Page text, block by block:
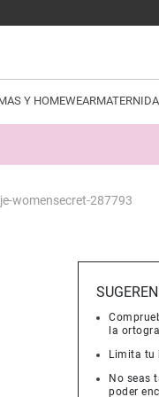
Y HOMEWEAR
womensecret-287793
la
Limita tu
No seas
poder